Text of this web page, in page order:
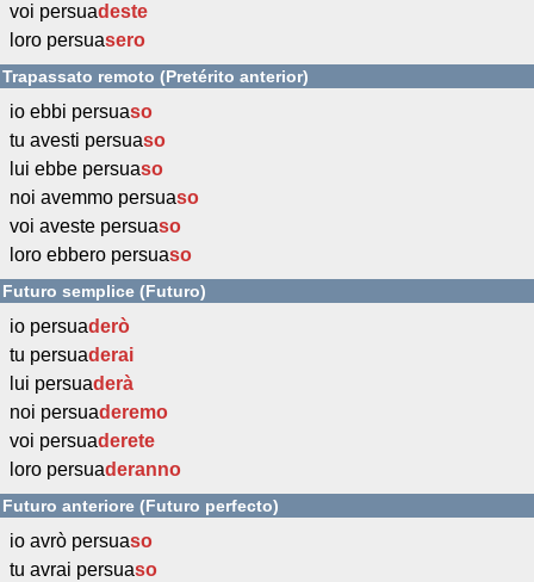
voi persuadeste
loro persuasero
Trapassato remoto (Pretérito anterior)
io ebbi persuaso
tu avesti persuaso
lui ebbe persuaso
noi avemmo persuaso
voi aveste persuaso
loro ebbero persuaso
Futuro semplice (Futuro)
io persuaderò
tu persuaderai
lui persuaderà
noi persuaderemo
voi persuaderete
loro persuaderanno
Futuro anteriore (Futuro perfecto)
io avrò persuaso
tu avrai persuaso